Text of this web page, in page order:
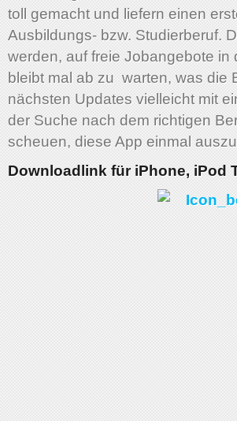
toll gemacht und liefern einen
Ausbildungs- bzw. Studierberuf.
werden, auf freie Jobangebote
bleibt mal ab zu warten, was die
nächsten Updates vielleicht mit
der Suche nach dem richtigen
scheuen, diese App einmal
Downloadlink für iPhone, iPod